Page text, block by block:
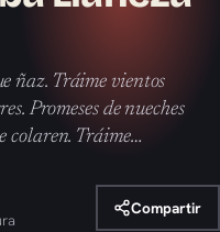
ñaz. Tráime vientos
Promeses de nueches
colaren. Tráime…
Compartir